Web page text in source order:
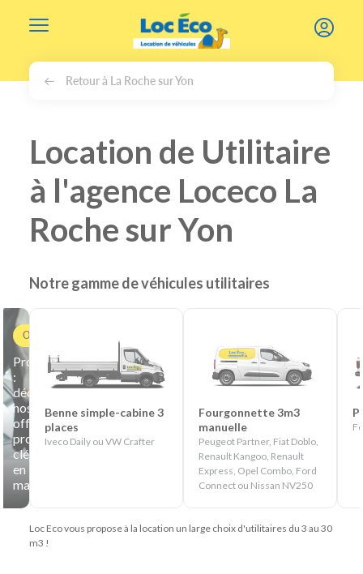
Retour à La Roche sur Yon
Location de Utilitaire
à l'agence Loceco La
Roche sur Yon
Notre gamme de véhicules utilitaires
Offre
Professionnels
:
découvrez
nos
offres
professionnelles
clés
en
main
Benne simple-cabine 3
places
Iveco Daily ou VW Crafter
Fourgonnette 3m3
manuelle
Peugeot Partner, Fiat Doblo,
Renault Kangoo, Renault
Express, Opel Combo, Ford
Connect ou Nissan NV250
Loc Eco vous propose à la location un large choix d'utilitaires du 3 au 30
m3 !